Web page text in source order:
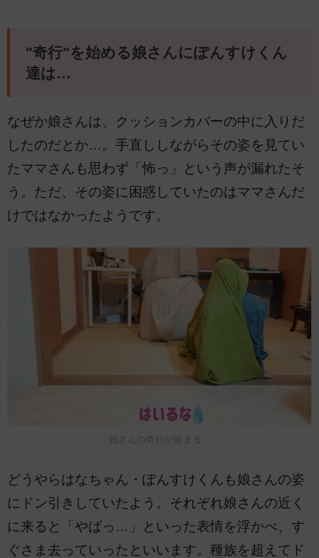
"奇行"を始める娘さんにぽんすけくん
達は…
なぜか娘さんは、クッションカバーの中に入りだ
したのだとか…。手直ししながらその姿を見てい
たママさんも思わず「怖っ」という声が漏れたそ
う。ただ、その姿に困惑していたのはママさんだ
けではなかったようです。
娘さんの奇行が始まる…
どうやらはなちゃん・ぽんすけくんも娘さんの姿
にドン引きしていたよう。それぞれ娘さんの近く
に来ると「やばっ…」といった表情を浮かべ、す
ぐさま去っていったといいます。種族を超えてド